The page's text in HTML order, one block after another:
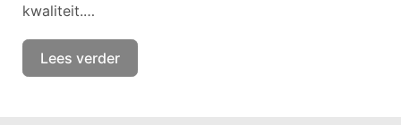
kwaliteit.…
Lees verder